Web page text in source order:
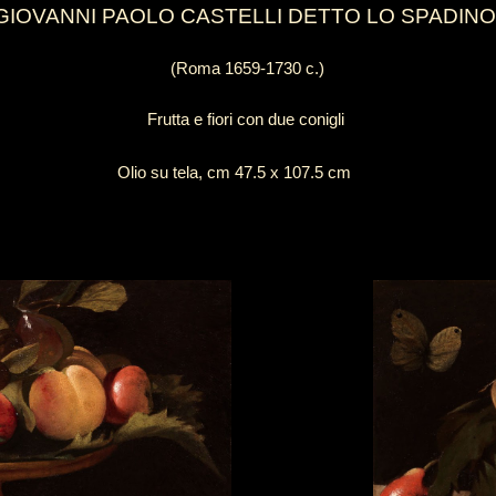
PAOLO CASTELLI DETTO LO
(Roma 1659-1730 c.)
Frutta e fiori con due conigli
Olio su tela, cm 47.5 x 107.5 cm